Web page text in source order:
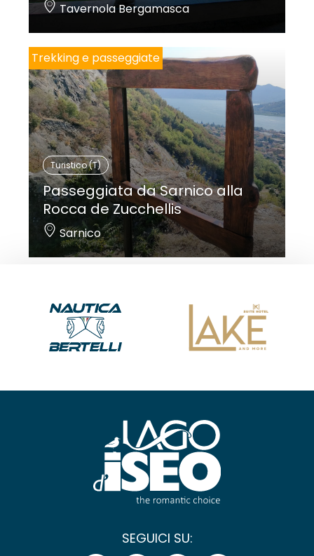
Tavernola Bergamasca
Trekking e passeggiate
Turistico (T)
Passeggiata da Sarnico alla
Rocca de Zucchellis
Sarnico
SEGUICI SU: